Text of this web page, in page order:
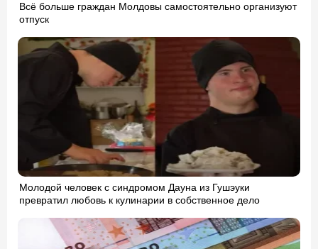
Всё больше граждан Молдовы самостоятельно организуют
отпуск
Молодой человек с синдромом Дауна из Гушэуки
превратил любовь к кулинарии в собственное дело